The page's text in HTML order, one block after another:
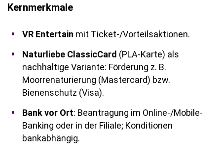
Kernmerkmale
VR Entertain mit Ticket-/Vorteilsaktionen.
Naturliebe ClassicCard (PLA-Karte) als
nachhaltige Variante: Förderung z. B.
Moorrenaturierung (Mastercard) bzw.
Bienenschutz (Visa).
Bank vor Ort: Beantragung im Online-/Mobile-
Banking oder in der Filiale; Konditionen
bankabhängig.